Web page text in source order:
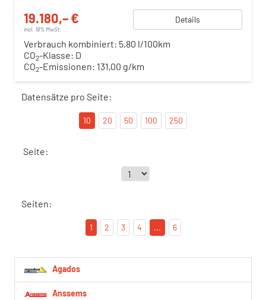
19.180,– €
incl. 19% MwSt.
Details
Verbrauch kombiniert: 5,80 l/100km
CO2-Klasse: D
CO2-Emissionen: 131,00 g/km
Datensätze pro Seite:
10 20 50 100 250
Seite:
Seiten:
1 2 3 4 ... 6
Agados
Anssems